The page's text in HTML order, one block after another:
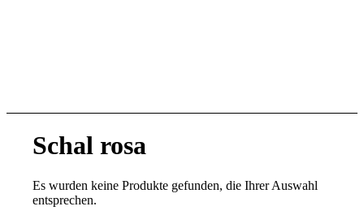
Schal rosa
Es wurden keine Produkte gefunden, die Ihrer Auswahl
entsprechen.